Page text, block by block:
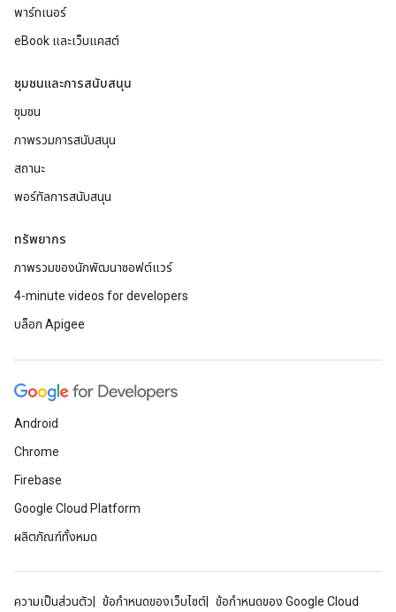
พาร์ทเนอร์
eBook และเว็บแคสต์
ชุมชนและการสนับสนุน
ชุมชน
ภาพรวมการสนับสนุน
สถานะ
พอร์ทัลการสนับสนุน
ทรัพยากร
ภาพรวมของนักพัฒนาซอฟต์แวร์
4-minute videos for developers
บล็อก Apigee
Android
Chrome
Firebase
Google Cloud Platform
ผลิตภัณฑ์ทั้งหมด
ความเป็นส่วนตัว ข้อกำหนดของเว็บไซต์
ข้อกำหนดของ Google Cloud